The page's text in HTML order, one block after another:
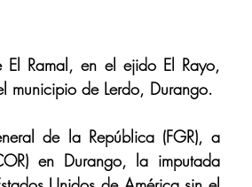
Ramal, en el ejido El Rayo,
municipio de Lerdo, Durango.
de la República (FGR), a
en Durango, la imputada